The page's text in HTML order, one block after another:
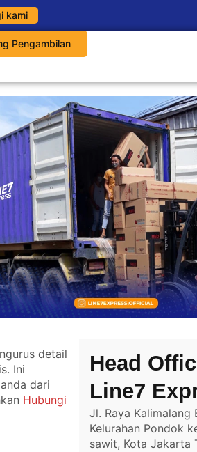
kami
Pengambilan
detail
Ini
dari
Hubungi
Head
Line7
Jl. Raya Kalimalang
Kelurahan Pondok
sawit, Kota Jakarta